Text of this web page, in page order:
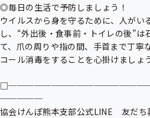
◎毎日の生活で予防しましょう！
ウイルスから身を守るために、人がい
し、“外出後・食事前・トイレの後”は
て、爪の周りや指の間、手首まで丁寧
コール消毒をすることを心掛けましょう
─────
協会けんぽ熊本支部公式LINE　友だち